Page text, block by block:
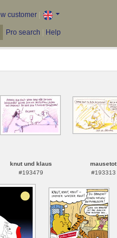
customer|
Pro search Help
knut und klaus
#193479
mausetot
#193313